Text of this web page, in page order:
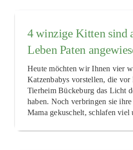
4 winzige Kitten sind
Leben Paten
Heute möchten wir Ihnen vier
Katzenbabys vorstellen, die vor
Tierheim Bückeburg das Licht
haben. Noch verbringen sie
Mama gekuschelt, schlafen viel